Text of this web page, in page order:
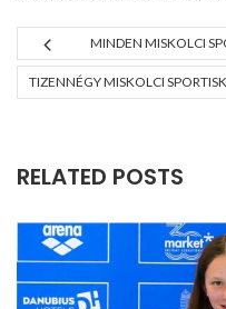
MINDEN MISKOLCI
TIZENNÉGY MISKOLCI
RELATED POSTS